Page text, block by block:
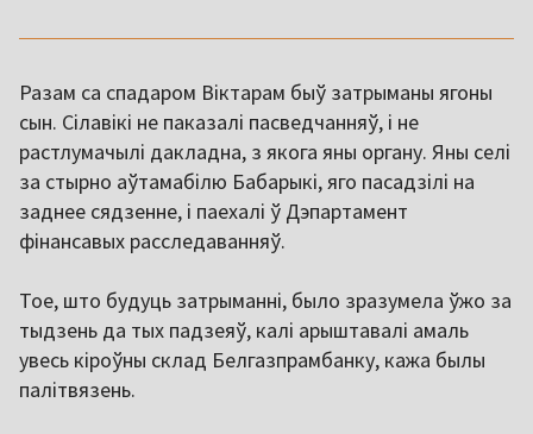
Разам са спадаром Віктарам быў затрыманы ягоны
сын. Сілавікі не паказалі пасведчанняў, і не
растлумачылі дакладна, з якога яны органу. Яны селі
за стырно аўтамабілю Бабарыкі, яго пасадзілі на
заднее сядзенне, і паехалі ў Дэпартамент
фінансавых расследаванняў.
Тое, што будуць затрыманні, было зразумела ўжо за
тыдзень да тых падзеяў, калі арыштавалі амаль
увесь кіроўны склад Белгазпрамбанку, кажа былы
палітвязень.